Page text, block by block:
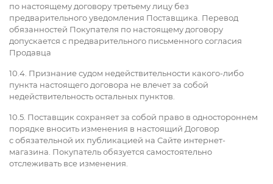
по настоящему договору третьему лицу без
предварительного уведомления Поставщика. Перевод
обязанностей Покупателя по настоящему договору
допускается с предварительного письменного согласия
Продавца
10.4. Признание судом недействительности какого-либо
пункта настоящего договора не влечет за собой
недействительность остальных пунктов.
10.5. Поставщик сохраняет за собой право в одностороннем
порядке вносить изменения в настоящий Договор
с обязательной их публикацией на Сайте интернет-
магазина. Покупатель обязуется самостоятельно
отслеживать все изменения.